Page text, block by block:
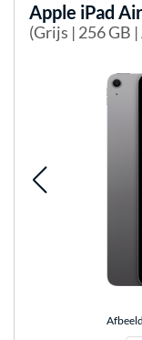
Apple iPad
(Grijs | 256 GB